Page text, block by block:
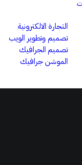
التجارة الالكترونية
تصميم وتطوير الويب
تصميم الجرافيك
الموشن جرافيك